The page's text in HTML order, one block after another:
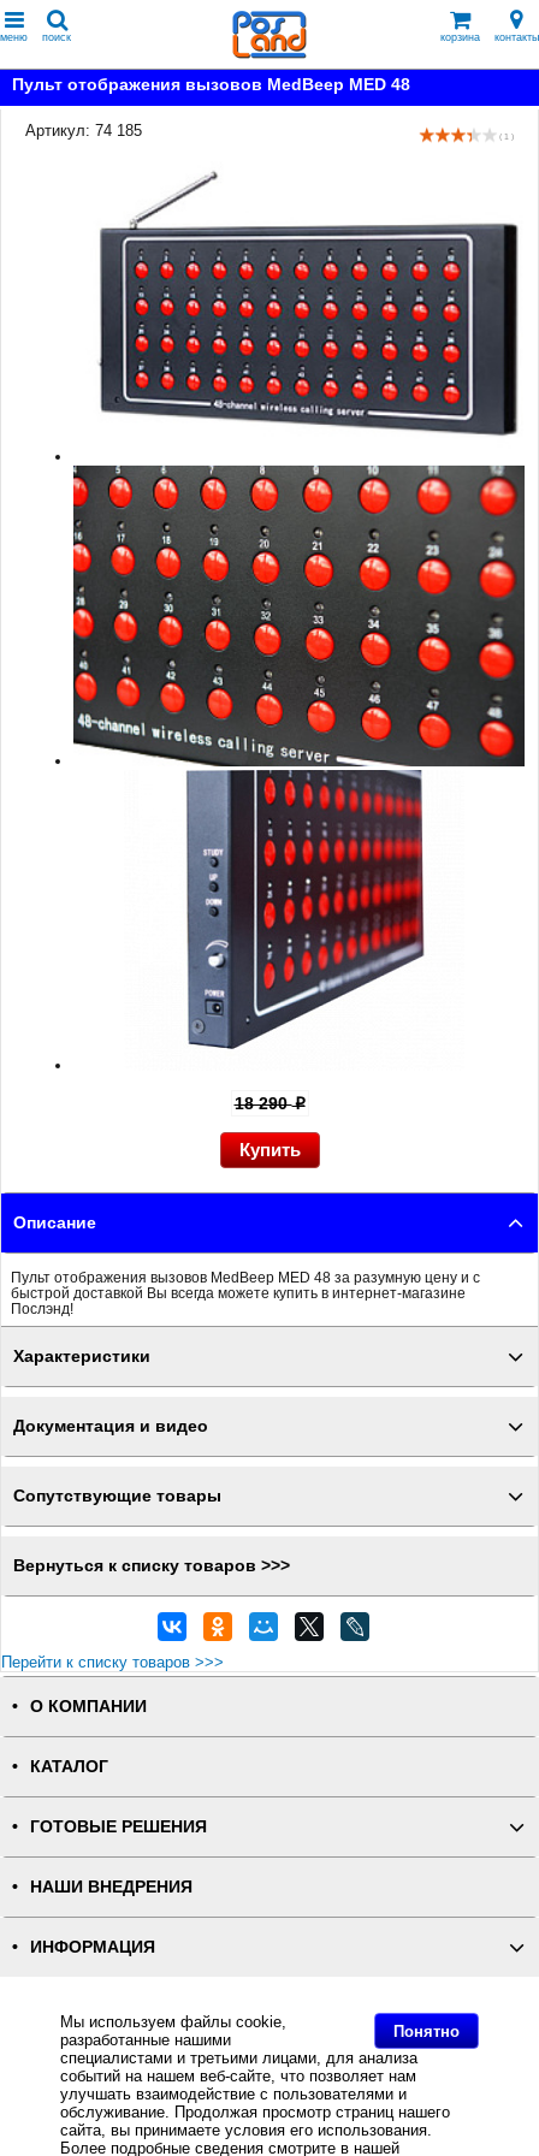
Понятно
Мы используем файлы cookie,
разработанные нашими
специалистами и третьими лицами, для анализа
событий на нашем веб-сайте, что позволяет нам
улучшать взаимодействие с пользователями и
обслуживание. Продолжая просмотр страниц нашего
сайта, вы принимаете условия его использования.
Более подробные сведения смотрите в нашей
меню поиск корзина контакты
Пульт отображения вызовов MedBeep MED 48
Артикул: 74 185 ( 1 )
18 290p
Описание
Пульт отображения вызовов MedBeep MED 48 за разумную цену и с
быстрой доставкой Вы всегда можете купить в интернет-магазине
Послэнд!
Характеристики
Документация и видео
Сопутствующие товары
Вернуться к списку товаров >>>
Перейти к списку товаров >>>
О КОМПАНИИ
КАТАЛОГ
ГОТОВЫЕ РЕШЕНИЯ
НАШИ ВНЕДРЕНИЯ
ИНФОРМАЦИЯ
ПОЛНАЯ ВЕРСИЯ
Интернет-магазин "ПОСЛЭНД" - торгового оборудования, оборудования для автоматизации общепита и
торговли, расходных материалов
Все права защищены, ООО "ПОСЛЭНД" © 2008-2026.
Политика конфиденциальности